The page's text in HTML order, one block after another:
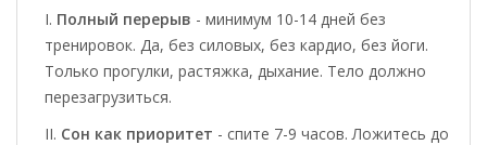
Полный перерыв - минимум 10-14 дней без
тренировок. Да, без силовых, без кардио, без йоги.
Только прогулки, растяжка, дыхание. Тело должно
перезагрузиться.
Сон как приоритет - спите 7-9 часов. Ложитесь до